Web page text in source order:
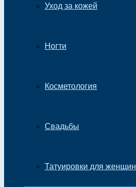
Уход за кожей
Ногти
Косметология
Свадьбы
Татуировки для женщин